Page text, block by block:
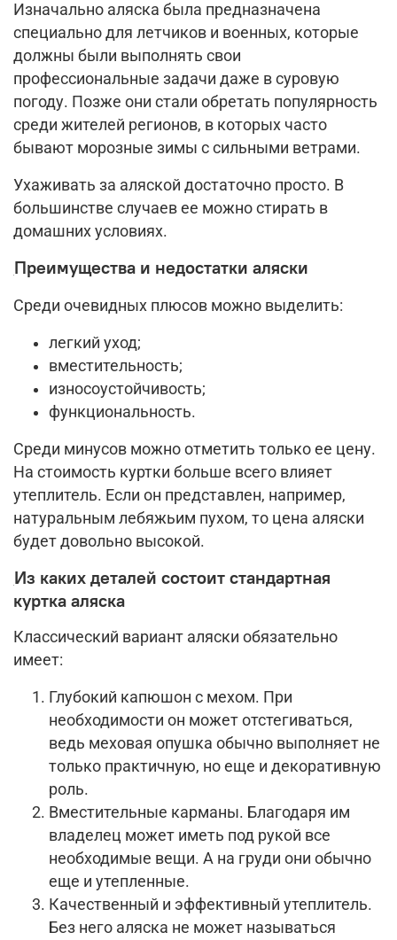
Изначально аляска была предназначена
специально для летчиков и военных, которые
должны были выполнять свои
профессиональные задачи даже в суровую
погоду. Позже они стали обретать популярность
среди жителей регионов, в которых часто
бывают морозные зимы с сильными ветрами.
Ухаживать за аляской достаточно просто. В
большинстве случаев ее можно стирать в
домашних условиях.
Преимущества и недостатки аляски
Среди очевидных плюсов можно выделить:
легкий уход;
вместительность;
износоустойчивость;
функциональность.
Среди минусов можно отметить только ее цену.
На стоимость куртки больше всего влияет
утеплитель. Если он представлен, например,
натуральным лебяжьим пухом, то цена аляски
будет довольно высокой.
Из каких деталей состоит стандартная
куртка аляска
Классический вариант аляски обязательно
имеет:
Глубокий капюшон с мехом. При
необходимости он может отстегиваться,
ведь меховая опушка обычно выполняет не
только практичную, но еще и декоративную
роль.
Вместительные карманы. Благодаря им
владелец может иметь под рукой все
необходимые вещи. А на груди они обычно
еще и утепленные.
Качественный и эффективный утеплитель.
Без него аляска не может называться